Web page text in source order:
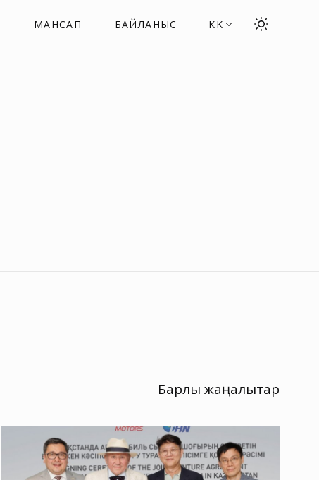
МАНСАП БАЙЛАНЫС KK
Барлық жаңалықтар